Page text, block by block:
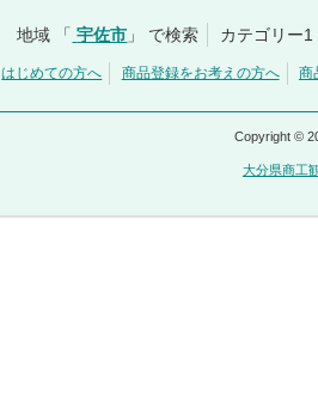
地域 「 宇佐市 」 で検索 カテゴリー1
はじめての方へ 商品登録をお考えの方へ 商
Copyright ©
大分県商工